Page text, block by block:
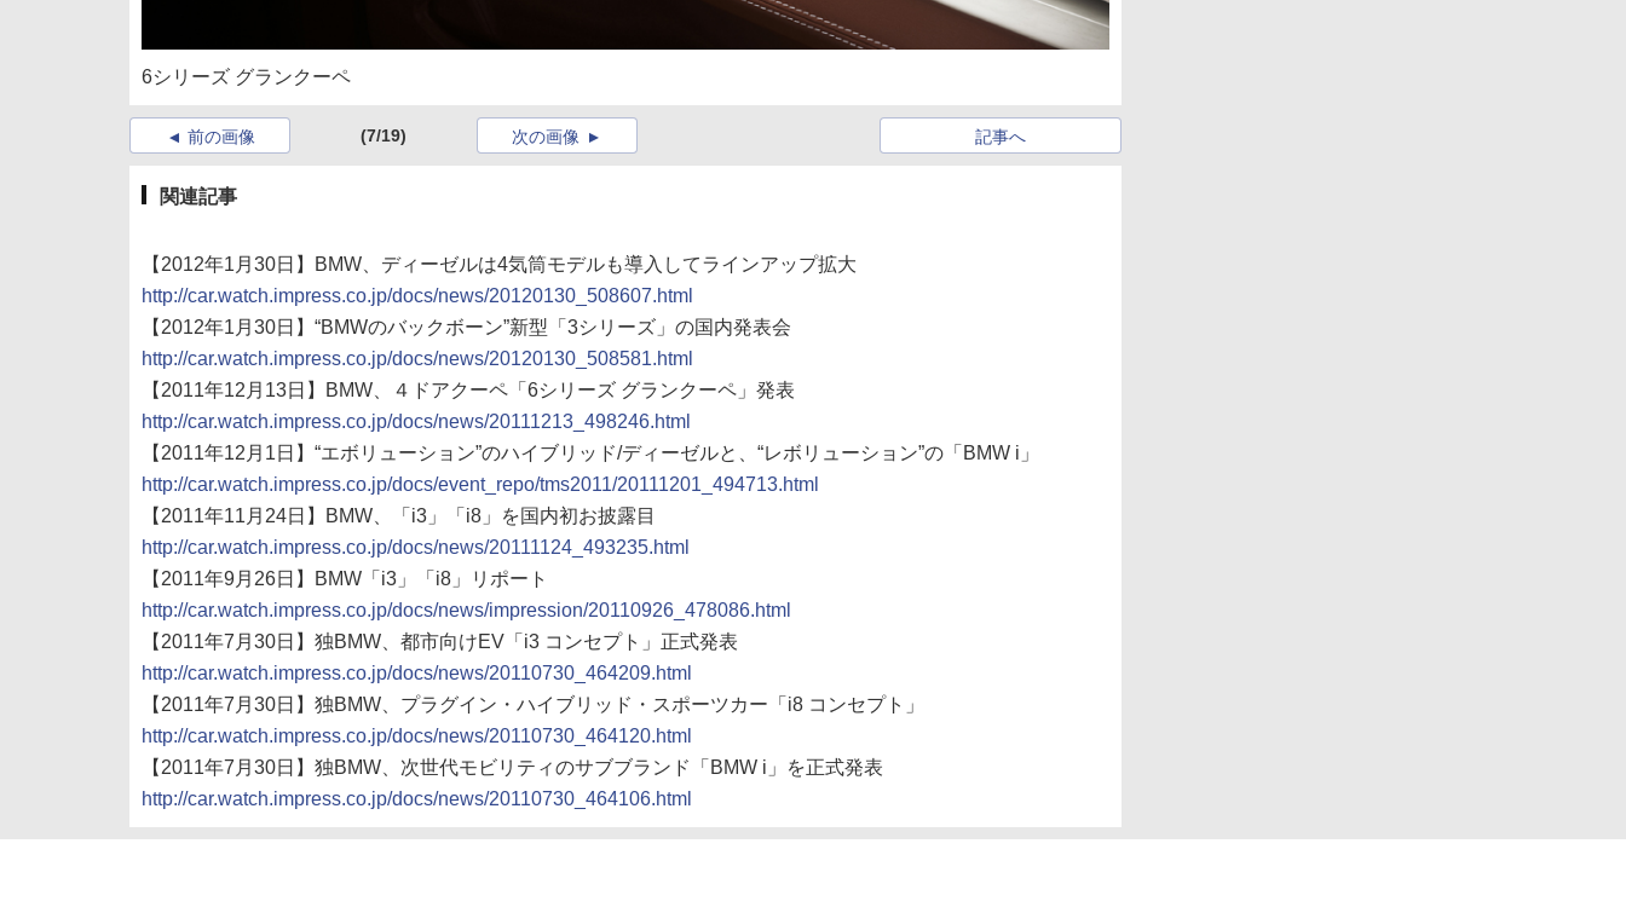
6シリーズ グランクーペ
前の画像 (7/19) 記事へ
次の画像
関連記事
【2012年1月30日】BMW、ディーゼルは4気筒モデルも導入してラインアップ拡大
http://car.watch.impress.co.jp/docs/news/20120130_508607.html
【2012年1月30日】“BMWのバックボーン”新型「3シリーズ」の国内発表会
http://car.watch.impress.co.jp/docs/news/20120130_508581.html
【2011年12月13日】BMW、４ドアクーペ「6シリーズ グランクーペ」発表
http://car.watch.impress.co.jp/docs/news/20111213_498246.html
【2011年12月1日】“エボリューション”のハイブリッド/ディーゼルと、“レボリューション”の「BMW i」
http://car.watch.impress.co.jp/docs/event_repo/tms2011/20111201_494713.html
【2011年11月24日】BMW、「i3」「i8」を国内初お披露目
http://car.watch.impress.co.jp/docs/news/20111124_493235.html
【2011年9月26日】BMW「i3」「i8」リポート
http://car.watch.impress.co.jp/docs/news/impression/20110926_478086.html
【2011年7月30日】独BMW、都市向けEV「i3 コンセプト」正式発表
http://car.watch.impress.co.jp/docs/news/20110730_464209.html
【2011年7月30日】独BMW、プラグイン・ハイブリッド・スポーツカー「i8 コンセプト」
http://car.watch.impress.co.jp/docs/news/20110730_464120.html
【2011年7月30日】独BMW、次世代モビリティのサブブランド「BMW i」を正式発表
http://car.watch.impress.co.jp/docs/news/20110730_464106.html